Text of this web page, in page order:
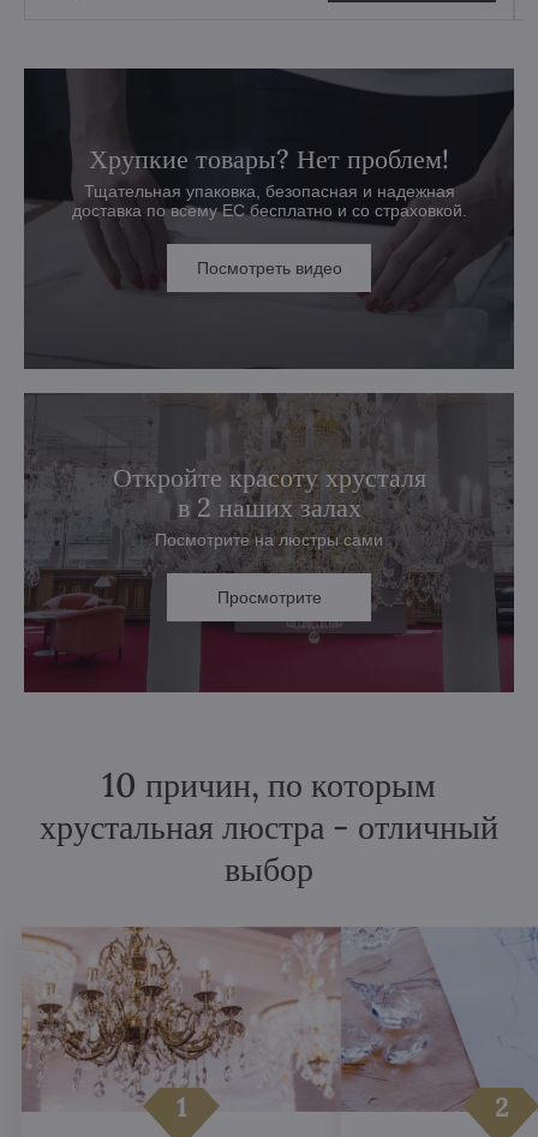
Хрупкие товары? Нет проблем!
Тщательная упаковка, безопасная и надежная
доставка по всему ЕС бесплатно и со страховкой.
Посмотреть видео
Откройте красоту хрусталя
в 2 наших залах
Посмотрите на люстры сами
Просмотрите
10 причин, по которым
хрустальная люстра - отличный
выбор